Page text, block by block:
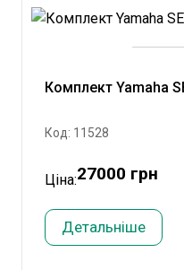
Комплект Yamaha
Код: 11528
Ціна:27000 грн
Детальніше